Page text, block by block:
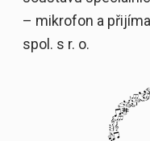
– mikrofon a
spol. s r. o.